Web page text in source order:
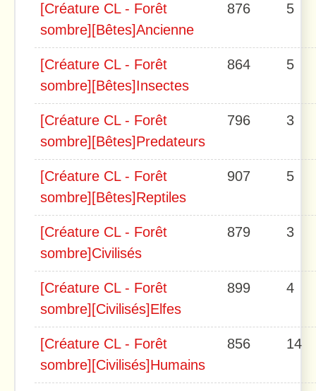
[Créature CL - Forêt
sombre][Bêtes]Ancienne
876 5
[Créature CL - Forêt
sombre][Bêtes]Insectes
864 5
[Créature CL - Forêt
sombre][Bêtes]Predateurs
796 3
[Créature CL - Forêt
sombre][Bêtes]Reptiles
907 5
[Créature CL - Forêt
sombre]Civilisés
879 3
[Créature CL - Forêt
sombre][Civilisés]Elfes
899 4
[Créature CL - Forêt
sombre][Civilisés]Humains
856 14